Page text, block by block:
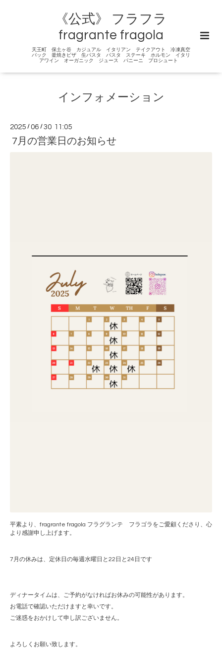
《公式》 フラフラ
fragrante fragola
天王町 保土ヶ谷 カジュアル イタリアン テイクアウト 冷凍真空
パック 釜焼きピザ 生パスタ パスタ ステーキ ホルモン イタリ
アワイン オーガニック ジュース パニーニ プロシュート
インフォメーション
2025 /06 /30 11:05
7月の営業日のお知らせ
平素より、fragrante fragola フラグランテ フラゴラをご愛顧くださり、心
より感謝申し上げます。
7月の休みは、定休日の毎週水曜日と22日と24日です
ディナータイムは、ご予約がなければお休みの可能性があります。
お電話で確認いただけますと幸いです。
ご迷惑をおかけして申し訳ございません。
よろしくお願い致します。